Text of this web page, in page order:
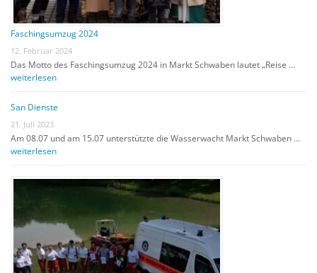
Faschingsumzug 2024
12. Februar 2024
Das Motto des Faschingsumzug 2024 in Markt Schwaben lautet „Reise …
weiterlesen
San Dienste
21. Juli 2023
Am 08.07 und am 15.07 unterstützte die Wasserwacht Markt Schwaben …
weiterlesen